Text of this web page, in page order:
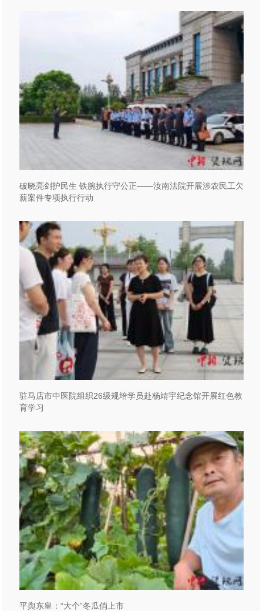
破晓亮剑护民生 铁腕执行守公正——汝南法院开展涉农民工欠
薪案件专项执行行动
驻马店市中医院组织26级规培学员赴杨靖宇纪念馆开展红色教
育学习
平舆东皇：“大个”冬瓜俏上市